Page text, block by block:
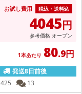
お試し費用 税込・送料込
4045円
参考価格 オープン
1本あたり 80.9円
発送8日前後
425 13